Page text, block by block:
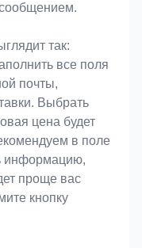
так:
все поля
почты,
Выбрать
цена будет
в поле
информацию,
проще вас
кнопку